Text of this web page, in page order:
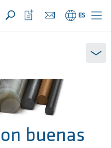
Products)ABRIR
ES
Abrir
lista
de
buenas